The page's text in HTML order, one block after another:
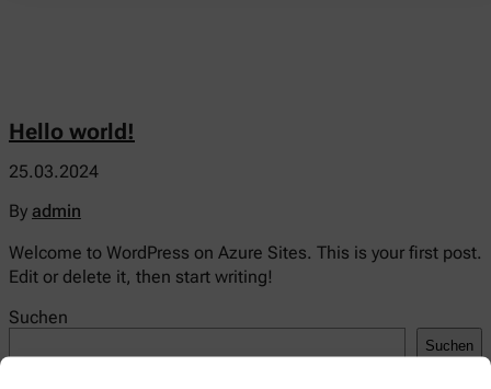
Hello world!
25.03.2024
By admin
Welcome to WordPress on Azure Sites. This is your first post.
Edit or delete it, then start writing!
Suchen
Suchen